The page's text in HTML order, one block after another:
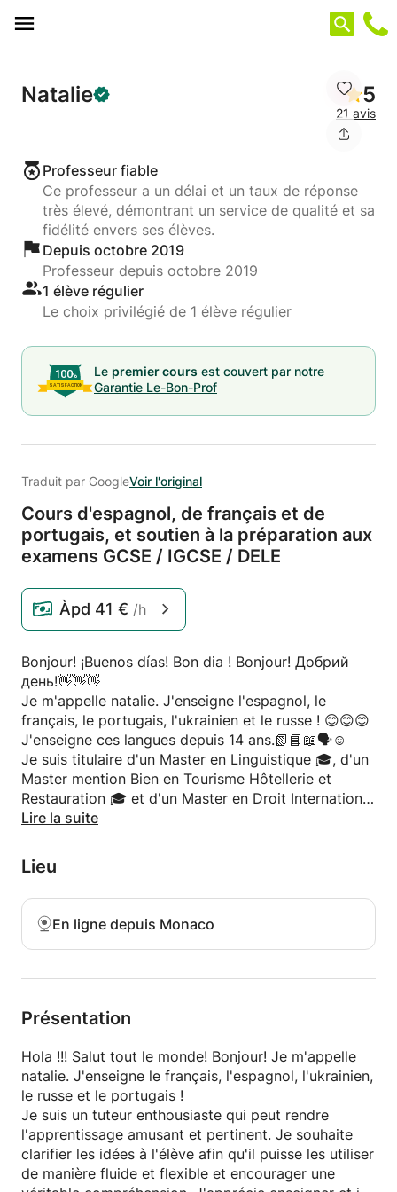
Natalie 5
21 avis
Professeur fiable
Ce professeur a un délai et un taux de réponse
très élevé, démontrant un service de qualité et sa
fidélité envers ses élèves.
Depuis octobre 2019
Professeur depuis octobre 2019
1 élève régulier
Le choix privilégié de 1 élève régulier
Le premier cours est couvert par notre
Garantie Le-Bon-Prof
Traduit par GoogleVoir l'original
Cours d'espagnol, de français et de
portugais, et soutien à la préparation aux
examens GCSE / IGCSE / DELE
Àpd 41 € /h
Bonjour! ¡Buenos días! Bon dia ! Bonjour! Добрий
день!👋👋👋
Je m'appelle natalie. J'enseigne l'espagnol, le
français, le portugais, l'ukrainien et le russe ! 😊😊😊
J'enseigne ces langues depuis 14 ans.📗📘📖🗣☺
Je suis titulaire d'un Master en Linguistique 🎓, d'un
Master mention Bien en Tourisme Hôtellerie et
Restauration 🎓 et d'un Master en Droit International
🎓 J'ai également obtenu des diplômes 📄📄📄du
diplômes d'Espagnol DELE de Institut Cervantes
(Madrid), diplôme allemand de l'Institut Goethe et
diplôme japonais – Language Proficiency (Tokyo).🤗
🤗🤗
J'ai travaillé avec des clubs de football, lors de la
finale de l'UEFA Champions League⚽ et lors
d'autres événements sportifs⛹‍♂🏆.
résultat souhaitable.✍✍✍📖🙌😀 Je suis très
pendant le cours !😇
J'aide également les étudiants à se préparer aux
examens KS3, GCSE, IGCSE, IB, DELE, DELF et
autres et mes élèves 👩‍🎓👨‍🎓 les réussissent chaque
année😇
Je prépare du matériel spécifique pour chaque élève
🖊📄en fonction des connaissances, des objectifs ou
de ses intérêts personnels🙂 et j'adopterai
Lire la suite
Lieu
En ligne depuis Monaco
Présentation
Hola !!! Salut tout le monde! Bonjour! Je m'appelle
natalie. J'enseigne le français, l'espagnol, l'ukrainien,
le russe et le portugais !
Je suis un tuteur enthousiaste qui peut rendre
l'apprentissage amusant et pertinent. Je souhaite
clarifier les idées à l'élève afin qu'il puisse les utiliser
de manière fluide et flexible et encourager une